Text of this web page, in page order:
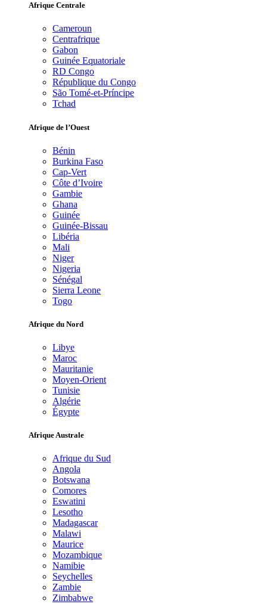
Afrique Centrale
Cameroun
Centrafrique
Gabon
Guinée Equatoriale
RD Congo
République du Congo
São Tomé-et-Príncipe
Tchad
Afrique de l’Ouest
Bénin
Burkina Faso
Cap-Vert
Côte d’Ivoire
Gambie
Ghana
Guinée
Guinée-Bissau
Libéria
Mali
Niger
Nigeria
Sénégal
Sierra Leone
Togo
Afrique du Nord
Libye
Maroc
Mauritanie
Moyen-Orient
Tunisie
Algérie
Égypte
Afrique Australe
Afrique du Sud
Angola
Botswana
Comores
Eswatini
Lesotho
Madagascar
Malawi
Maurice
Mozambique
Namibie
Seychelles
Zambie
Zimbabwe